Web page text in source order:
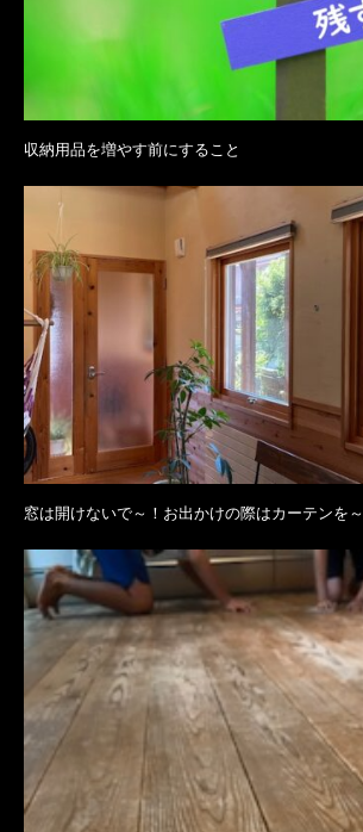
収納用品を増やす前にすること
窓は開けないで～！お出かけの際はカーテンを～